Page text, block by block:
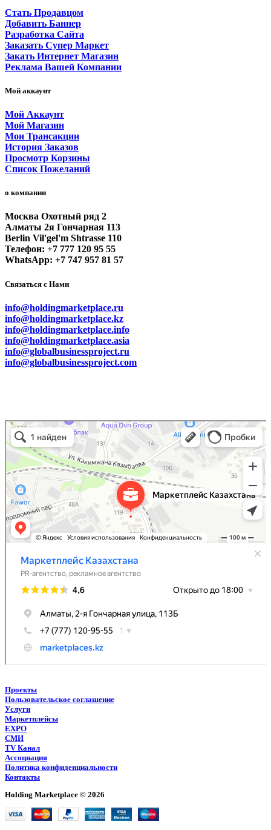
Стать Продавцом
Добавить Баннер
Разработка Сайта
Заказать Супер Маркет
Закать Интернет Магазин
Реклама Вашей Компании
Мой аккаунт
Мой Аккаунт
Мой Магазин
Мои Трансакции
История Заказов
Просмотр Корзины
Список Пожеланий
о компании
Москва Охотный ряд 2
Алматы 2я Гончарная 113
Berlin Vil'gel'm Shtrasse 110
Телефон: +7 777 120 95 55
WhatsApp: +7 747 957 81 57
Связаться с Нами
info@holdingmarketplace.ru
info@holdingmarketplace.kz
info@holdingmarketplace.info
info@holdingmarketplace.asia
info@globalbusinessproject.ru
info@globalbusinessproject.com
Маркетплейс Казахстана
Рекламное агентство в Алматы
Информационное агентство в Алматы
Проекты
Пользовательское соглашение
Услуги
Маркетплейсы
EXPO
СМИ
TV Канал
Ассоциация
Политика конфиденциальности
Контакты
Holding Marketplace © 2026